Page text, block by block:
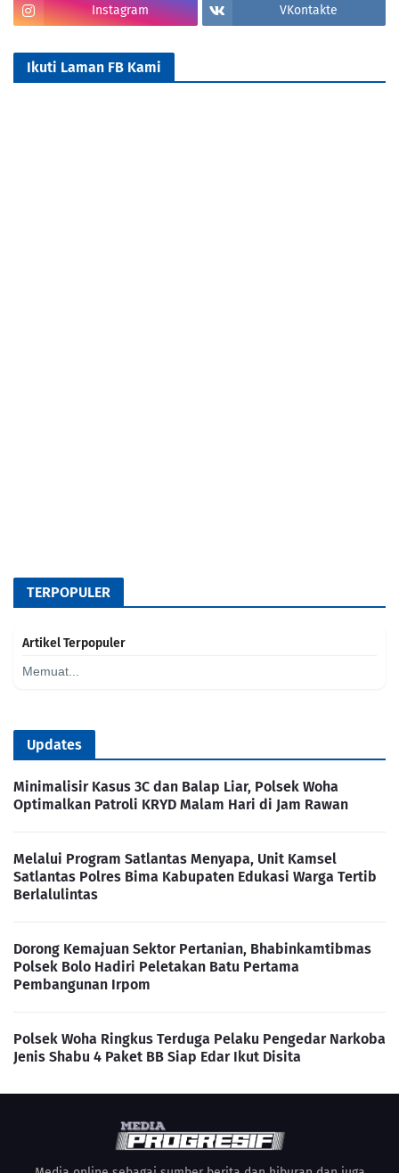
Instagram VKontakte
Ikuti Laman FB Kami
TERPOPULER
Artikel Terpopuler
Memuat...
Updates
Minimalisir Kasus 3C dan Balap Liar, Polsek Woha
Optimalkan Patroli KRYD Malam Hari di Jam Rawan
Melalui Program Satlantas Menyapa, Unit Kamsel
Satlantas Polres Bima Kabupaten Edukasi Warga Tertib
Berlalulintas
Dorong Kemajuan Sektor Pertanian, Bhabinkamtibmas
Polsek Bolo Hadiri Peletakan Batu Pertama
Pembangunan Irpom
Polsek Woha Ringkus Terduga Pelaku Pengedar Narkoba
Jenis Shabu 4 Paket BB Siap Edar Ikut Disita